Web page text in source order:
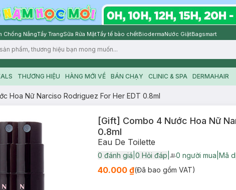
Chống NắngTẩy TrangSữa Rửa MặtTẩy tế bào chếtBiodermaNước GiặtBagsmart
THƯƠNG HIỆU HÀNG MỚI VỀ BÁN CHẠY CLINIC & SPA DERMAHAIR
Hoa Nữ Narciso Rodriguez For Her EDT 0.8ml
[Gift] Combo 4 Nước Hoa Nữ
0.8ml
Eau De Toilette
0 đánh giá 0 Hỏi đáp User Product Icon
0 người mua Mã
40.000 ₫(Đã bao gồm VAT)